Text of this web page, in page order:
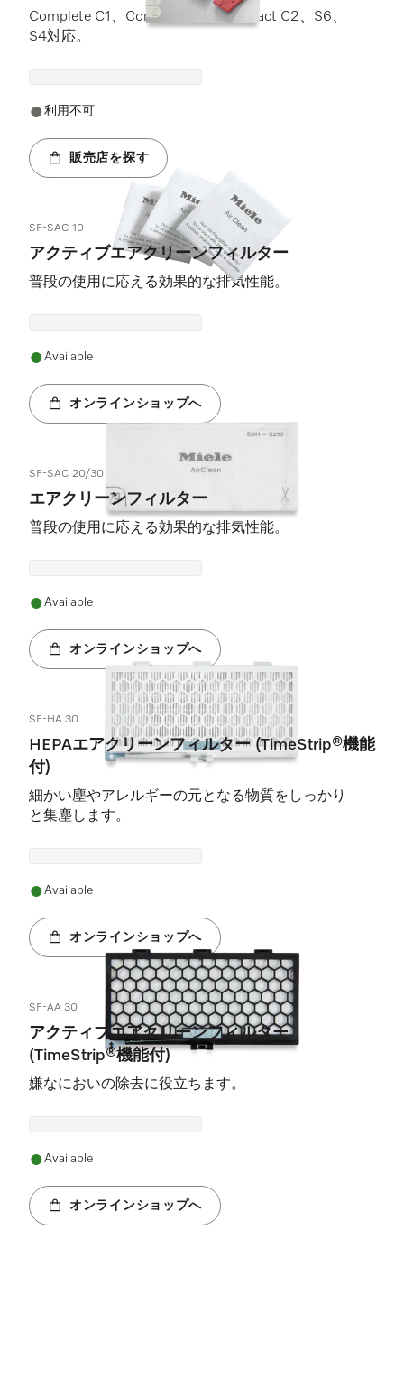
Complete C1、Compact C1、Compact C2、S6、
S4対応。
利用不可
販売店を探す
SF-SAC 10
アクティブエアクリーンフィルター
普段の使用に応える効果的な排気性能。
Available
オンラインショップへ
SF-SAC 20/30
エアクリーンフィルター
普段の使用に応える効果的な排気性能。
Available
オンラインショップへ
SF-HA 30
HEPAエアクリーンフィルター (TimeStrip®機能
付)
細かい塵やアレルギーの元となる物質をしっかり
と集塵します。
Available
オンラインショップへ
SF-AA 30
アクティブエアクリーンフィルター
(TimeStrip®機能付)
嫌なにおいの除去に役立ちます。
Available
オンラインショップへ